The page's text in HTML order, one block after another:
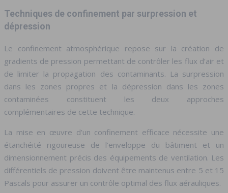
Techniques de confinement par surpression et
dépression
Le confinement atmosphérique repose sur la création de
gradients de pression permettant de contrôler les flux d’air et
de limiter la propagation des contaminants. La surpression
dans les zones propres et la dépression dans les zones
contaminées constituent les deux approches
complémentaires de cette technique.
La mise en œuvre d’un confinement efficace nécessite une
étanchéité rigoureuse de l’enveloppe du bâtiment et un
dimensionnement précis des équipements de ventilation. Les
différentiels de pression doivent être maintenus entre 5 et 15
Pascals pour assurer un contrôle optimal des flux aérauliques.